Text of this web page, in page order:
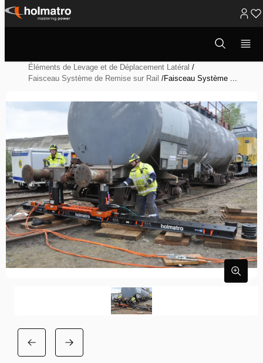
Passer
Ouvrir
la
de
Éléments de Levage et de Déplacement Latéral /
Faisceau Système de Remise sur Rail /Faisceau Système ...